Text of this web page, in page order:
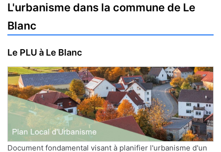
L'urbanisme dans la commune de Le
Blanc
Le PLU à Le Blanc
Document fondamental visant à planifier l'urbanisme d'un